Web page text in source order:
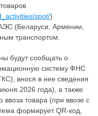
spot/)
(Беларуси, Армении,
транспортом.
будут сообщать о
систему ФНС
внося в нее сведения
2026 года), а также
ввоза товара (при ввозе с
формирует QR-код,